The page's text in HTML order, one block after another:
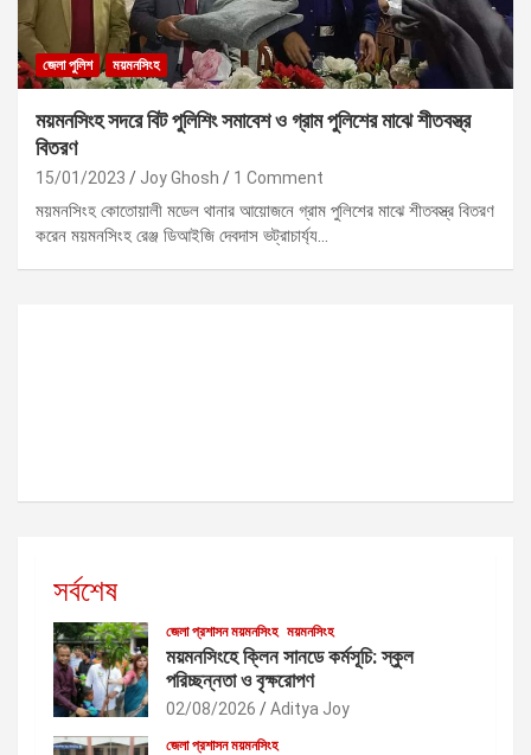
জেলা পুলিশ ময়মনসিংহ
ময়মনসিংহ সদরে বিট পুলিশিং সমাবেশ ও গ্রাম পুলিশের মাঝে শীতবস্ত্র
বিতরণ
15/01/2023 Joy Ghosh 1 Comment
ময়মনসিংহ কোতোয়ালী মডেল থানার আয়োজনে গ্রাম পুলিশের মাঝে শীতবস্ত্র বিতরণ
করেন ময়মনসিংহ রেঞ্জ ডিআইজি দেবদাস ভট্রাচার্য্য…
সর্বশেষ
জেলা প্রশাসন ময়মনসিংহ ময়মনসিংহ
ময়মনসিংহে ক্লিন সানডে কর্মসূচি: স্কুল
পরিচ্ছন্নতা ও বৃক্ষরোপণ
02/08/2026 Aditya Joy
জেলা প্রশাসন ময়মনসিংহ